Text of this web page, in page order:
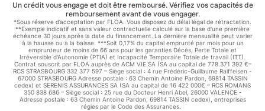
Un crédit vous engage et doit être remboursé. Vérifiez vos capacités de
remboursement avant de vous engager.
*Sous réserve d’acceptation par FLOA. Vous disposez du délai légal de rétractation.
**Exemple indicatif et sans valeur contractuelle calculé sur la base d'une première
échéance 30 jours après la date du financement. La dernière mensualité peut varier
à la hausse ou à la baisse. ***Soit 0,17% du capital emprunté par mois pour un
emprunteur de moins de 66 ans pour les garanties Décès, Perte Totale et
Irréversible d'Autonomie (PTIA) et Incapacité Temporaire Totale de travail (ITT).
Contrat souscrit par FLOA auprès de ACM VIE SA (SA au capital de 778 371 392 €–
RCS STRASBOURG 332 377 597 – Siège social : 4 rue Frédéric-Guillaume Raiffeisen -
67000 STRASBOURG Adresse postale : 63 Chemin Antoine Pardon, 69814 TASSIN
cedex) et SERENIS ASSURANCES SA (SA au capital de 16 422 000€ – RCS ROMANS
350 838 686 – Siège social : 25 rue du Docteur Henri Abel, 26000 VALENCE -
Adresse postale : 63 Chemin Antoine Pardon, 69814 TASSIN cedex), entreprises
régies par le Code des Assurances.